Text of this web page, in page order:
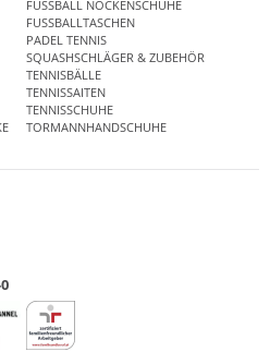
FUSSBALL NOCKENSCHUHE
FUSSBALLTASCHEN
PADEL TENNIS
SQUASHSCHLÄGER & ZUBEHÖR
TENNISBÄLLE
TENNISSAITEN
TENNISSCHUHE
TORMANNHANDSCHUHE